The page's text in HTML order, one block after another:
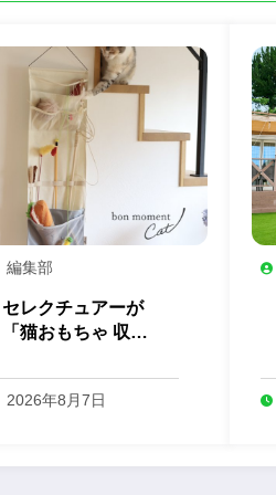
編集部
セレクチュアーが
「猫おもちゃ 収納
を発売
2026年8月7日